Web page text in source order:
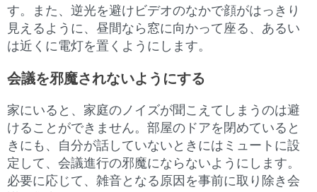
す。また、逆光を避けビデオのなかで顔がはっきり
見えるように、昼間なら窓に向かって座る、あるい
は近くに電灯を置くようにします。
会議を邪魔されないようにする
家にいると、家庭のノイズが聞こえてしまうのは避
けることができません。部屋のドアを閉めていると
きにも、自分が話していないときにはミュートに設
定して、会議進行の邪魔にならないようにします。
必要に応じて、雑音となる原因を事前に取り除き会